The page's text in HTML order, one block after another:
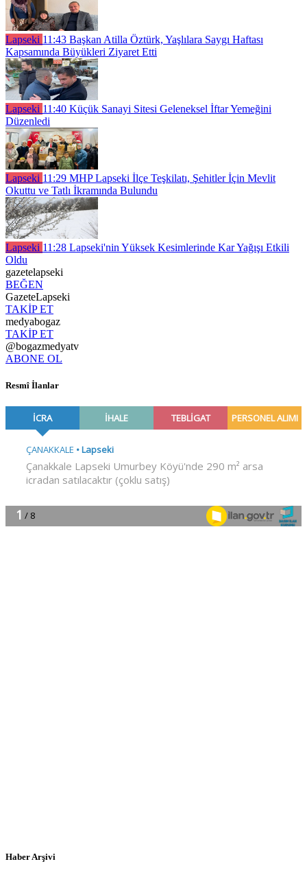
Lapseki 11:43 Başkan Atilla Öztürk, Yaşlılara Saygı Haftası
Kapsamında Büyükleri Ziyaret Etti
Lapseki 11:40 Küçük Sanayi Sitesi Geleneksel İftar Yemeğini
Düzenledi
Lapseki 11:29 MHP Lapseki İlçe Teşkilatı, Şehitler İçin Mevlit
Okuttu ve Tatlı İkramında Bulundu
Lapseki 11:28 Lapseki'nin Yüksek Kesimlerinde Kar Yağışı Etkili
Oldu
gazetelapseki
BEĞEN
GazeteLapseki
TAKİP ET
medyabogaz
TAKİP ET
@bogazmedyatv
ABONE OL
Resmî İlanlar
Haber Arşivi